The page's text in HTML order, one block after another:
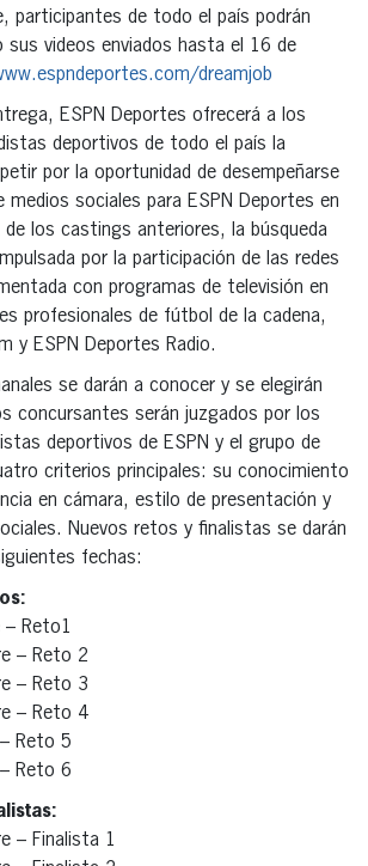
participantes de todo el país podrán
sus videos enviados hasta el 16 de
dreamjob
ESPN Deportes ofrecerá a los
deportivos de todo el país la
por la oportunidad de desempeñarse
sociales para ESPN Deportes en
de los castings anteriores, la búsqueda
por la participación de las redes
con programas de televisión en
profesionales de fútbol de la cadena,
y ESPN Deportes Radio.
se darán a conocer y se elegirán
concursantes serán juzgados por los
deportivos de ESPN y el grupo de
criterios principales: su conocimiento
en cámara, estilo de presentación y
Nuevos retos y finalistas se darán
fechas:
Reto1
– Reto 2
– Reto 3
– Reto 4
Reto 5
Reto 6
– Finalista 1